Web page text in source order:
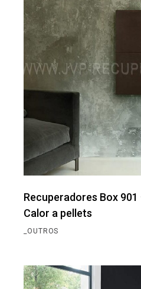
Recuperadores Box
Calor a pellets
_OUTROS